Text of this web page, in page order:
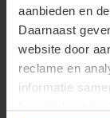
aanbieden en
Daarnaast
website door
reclame en
informatie